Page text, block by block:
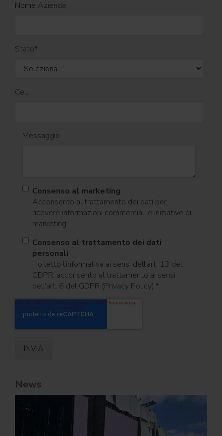
Nome Azienda
Stato*
Cell.
Messaggio
Consenso al marketing
Acconsento al trattamento dei dati per
ricevere informazioni commerciali e iniziative di
marketing.
Consenso al trattamento dei dati
personali
Ho letto l'informativa ai sensi dell'art. 13 del
GDPR; acconsento al trattamento ai sensi
dell'art. 6 del GDPR (Privacy Policy).*
News